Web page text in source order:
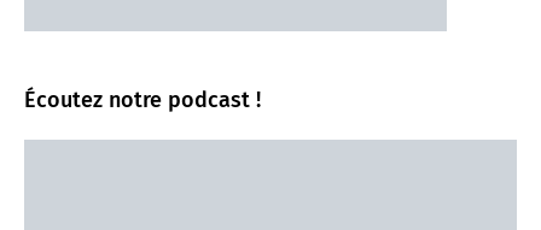
Écoutez notre podcast !